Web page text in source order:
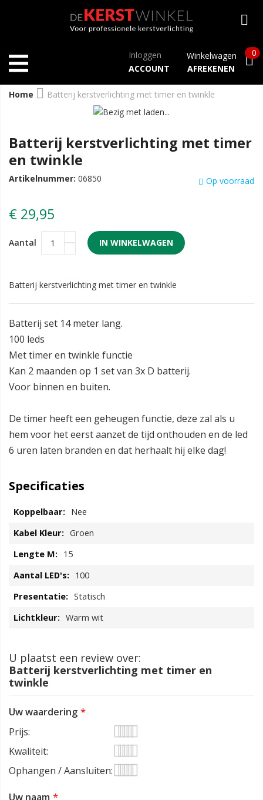
Inloggen
ACCOUNT
Winkelwagen
AFREKENEN
0
Home Batterij kerstverlichting met timer en twinkle
Batterij kerstverlichting met timer
en twinkle
Op voorraad
Artikelnummer: 06850
€ 29,95
Aantal IN WINKELWAGEN
Batterij kerstverlichting met timer en twinkle
Batterij set 14 meter lang.
100 leds
Met timer en twinkle functie
Kan 2 maanden op 1 set van 3x D batterij.
Voor binnen en buiten.
De timer heeft een geheugen functie, deze zal als u
hem voor het eerst aanzet de tijd onthouden en de led
6 uren laten branden en dat herhaalt hij elke dag!
Specificaties
Nee
Groen
15
100
Statisch
Warm wit
U plaatst een review over:
Batterij kerstverlichting met timer en
twinkle
Uw waardering
Prijs
1
star
2
stars
3
stars
4
stars
5
stars
Kwaliteit
1
2
3
4
5
Ophangen / Aansluiten
Uw naam